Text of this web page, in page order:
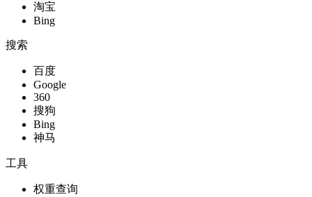
淘宝
Bing
搜索
百度
Google
360
搜狗
Bing
神马
工具
权重查询